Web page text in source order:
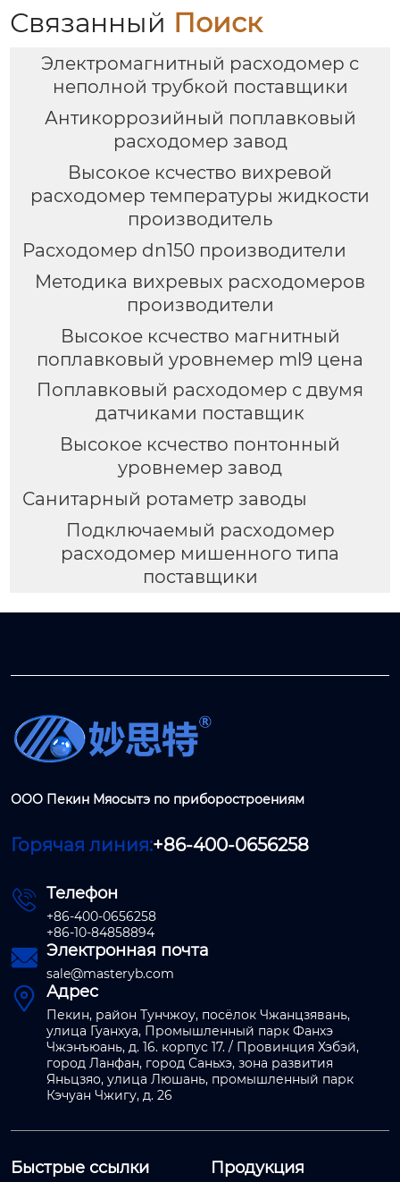
Связанный Поиск
Электромагнитный расходомер с
неполной трубкой поставщики
Антикоррозийный поплавковый
расходомер завод
Высокое ксчество вихревой
расходомер температуры жидкости
производитель
Расходомер dn150 производители
Методика вихревых расходомеров
производители
Высокое ксчество магнитный
поплавковый уровнемер ml9 цена
Поплавковый расходомер с двумя
датчиками поставщик
Высокое ксчество понтонный
уровнемер завод
Санитарный ротаметр заводы
Подключаемый расходомер
расходомер мишенного типа
поставщики
ООО Пекин Мяосытэ по приборостроениям
Горячая линия:+86-400-0656258
 Телефон
+86-400-0656258
+86-10-84858894
 Электронная почта
sale@masteryb.com
 Адрес
Пекин, район Тунчжоу, посёлок Чжанцзявань,
улица Гуанхуа, Промышленный парк Фанхэ
Чжэнъюань, д. 16. корпус 17. / Провинция Хэбэй,
город Ланфан, город Саньхэ, зона развития
Яньцзяо, улица Люшань, промышленный парк
Кэчуан Чжигу, д. 26
Быстрые ссылки Продукция